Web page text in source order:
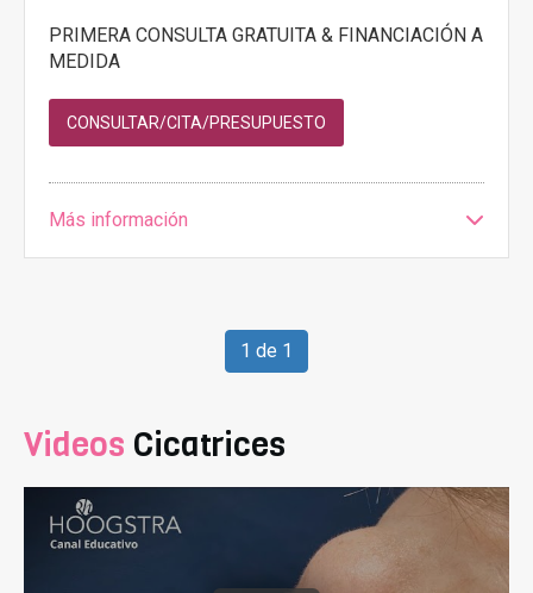
PRIMERA CONSULTA GRATUITA & FINANCIACIÓN A
MEDIDA
CONSULTAR/CITA/PRESUPUESTO
Más información
1 de 1
Videos Cicatrices